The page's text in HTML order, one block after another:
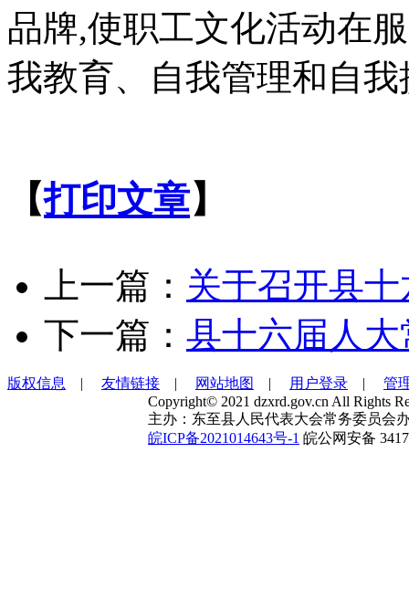
品牌,使职工文化活动在
我教育、自我管理和自我
【打印文章】
上一篇： 关于召开县
下一篇： 县十六届人
版权信息 | 友情链接 | 网站地图 | 用户登录 | 管
Copyright© 2021 dzxrd.gov.cn All Rights
主办：东至县人民代表大会常务委员会
皖ICP备2021014643号-1 皖公网安备